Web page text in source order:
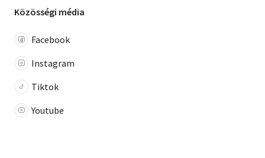
Közösségi média
Facebook
Instagram
Tiktok
Youtube